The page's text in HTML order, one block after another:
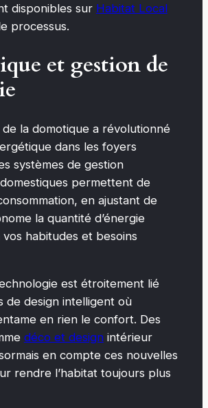
disponibles sur Habitat Local
processus.
et gestion de
de la domotique a révolutionné
dans les foyers
systèmes de gestion
permettent de
en ajustant de
la quantité d’énergie
vos habitudes et besoins
est étroitement lié
de design intelligent où
en rien le confort. Des
déco et designintérieur
en compte ces nouvelles
rendre l’habitat toujours plus